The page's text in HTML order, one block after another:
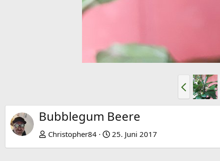
V
o
r
Bubblegum Beere
Christopher84 25. Juni 2017